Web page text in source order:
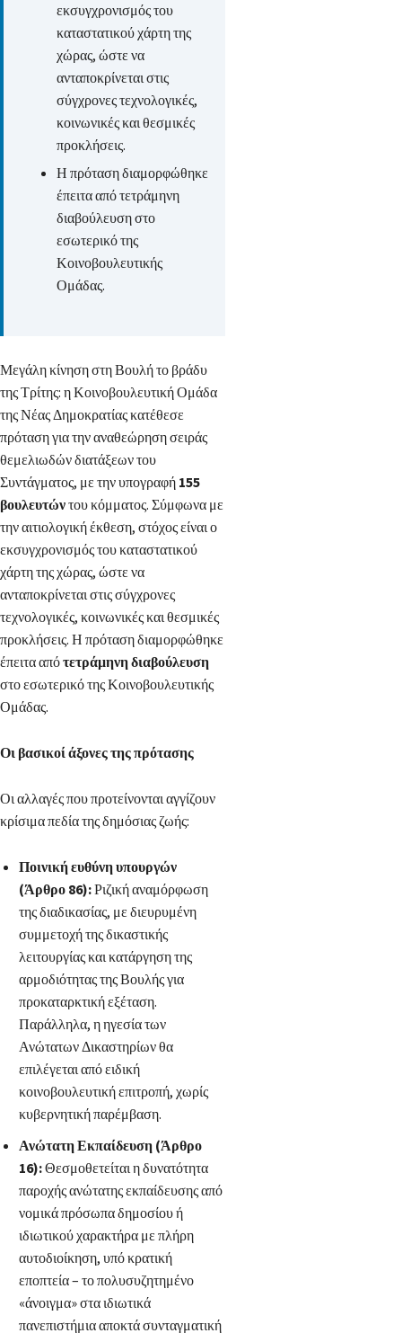
εκσυγχρονισμός του
καταστατικού χάρτη της
χώρας, ώστε να
ανταποκρίνεται στις
σύγχρονες τεχνολογικές,
κοινωνικές και θεσμικές
προκλήσεις.
Η πρόταση διαμορφώθηκε
έπειτα από τετράμηνη
διαβούλευση στο
εσωτερικό της
Κοινοβουλευτικής
Ομάδας.
Μεγάλη κίνηση στη Βουλή το βράδυ
της Τρίτης: η Κοινοβουλευτική Ομάδα
της Νέας Δημοκρατίας κατέθεσε
πρόταση για την αναθεώρηση σειράς
θεμελιωδών διατάξεων του
Συντάγματος, με την υπογραφή 155
βουλευτώντου κόμματος. Σύμφωνα με
την αιτιολογική έκθεση, στόχος είναι ο
εκσυγχρονισμός του καταστατικού
χάρτη της χώρας, ώστε να
ανταποκρίνεται στις σύγχρονες
τεχνολογικές, κοινωνικές και θεσμικές
προκλήσεις. Η πρόταση διαμορφώθηκε
έπειτα απότετράμηνη διαβούλευση
στο εσωτερικό της Κοινοβουλευτικής
Ομάδας.
Οι βασικοί άξονες της πρότασης
Οι αλλαγές που προτείνονται αγγίζουν
κρίσιμα πεδία της δημόσιας ζωής:
Ποινική ευθύνη υπουργών
(Άρθρο 86):Ριζική αναμόρφωση
της διαδικασίας, με διευρυμένη
συμμετοχή της δικαστικής
λειτουργίας και κατάργηση της
αρμοδιότητας της Βουλής για
προκαταρκτική εξέταση.
Παράλληλα, η ηγεσία των
Ανώτατων Δικαστηρίων θα
επιλέγεται από ειδική
κοινοβουλευτική επιτροπή, χωρίς
κυβερνητική παρέμβαση.
Ανώτατη Εκπαίδευση (Άρθρο
16):Θεσμοθετείται η δυνατότητα
παροχής ανώτατης εκπαίδευσης από
νομικά πρόσωπα δημοσίου ή
ιδιωτικού χαρακτήρα με πλήρη
αυτοδιοίκηση, υπό κρατική
εποπτεία – το πολυσυζητημένο
«άνοιγμα» στα ιδιωτικά
πανεπιστήμια αποκτά συνταγματική